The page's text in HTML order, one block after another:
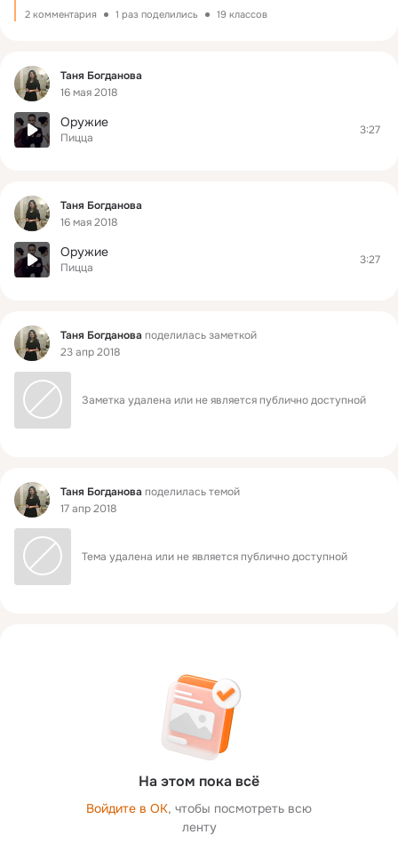
2 комментария 1 раз поделились 19 классов
Фид
Таня Богданова
16 мая 2018
Оружие
Пицца
3:27
Фид
Таня Богданова
16 мая 2018
Оружие
Пицца
3:27
Фид Таня Богданова поделилась заметкой
23 апр 2018
Заметка удалена или не является публично доступной
Фид Таня Богданова поделилась темой
17 апр 2018
Тема удалена или не является публично доступной
На этом пока всё
Войдите в ОК, чтобы посмотреть всю
ленту